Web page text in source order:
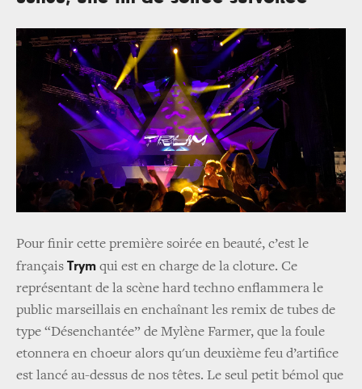
Pour finir cette première soirée en beauté, c’est le
français Trym qui est en charge de la cloture. Ce
représentant de la scène hard techno enflammera le
public marseillais en enchaînant les remix de tubes de
type “Désenchantée” de Mylène Farmer, que la foule
etonnera en choeur alors qu'un deuxième feu d’artifice
est lancé au-dessus de nos têtes. Le seul petit bémol que